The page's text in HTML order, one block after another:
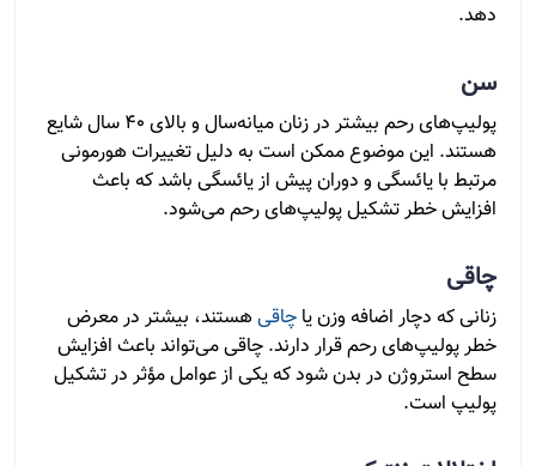
دهد.
سن
پولیپ‌های رحم بیشتر در زنان میانه‌سال و بالای 40 سال شایع
هستند. این موضوع ممکن است به دلیل تغییرات هورمونی
مرتبط با یائسگی و دوران پیش از یائسگی باشد که باعث
افزایش خطر تشکیل پولیپ‌های رحم می‌شود.
چاقی
زنانی که دچار اضافه وزن یا چاقی هستند، بیشتر در معرض
خطر پولیپ‌های رحم قرار دارند. چاقی می‌تواند باعث افزایش
سطح استروژن در بدن شود که یکی از عوامل مؤثر در تشکیل
پولیپ است.